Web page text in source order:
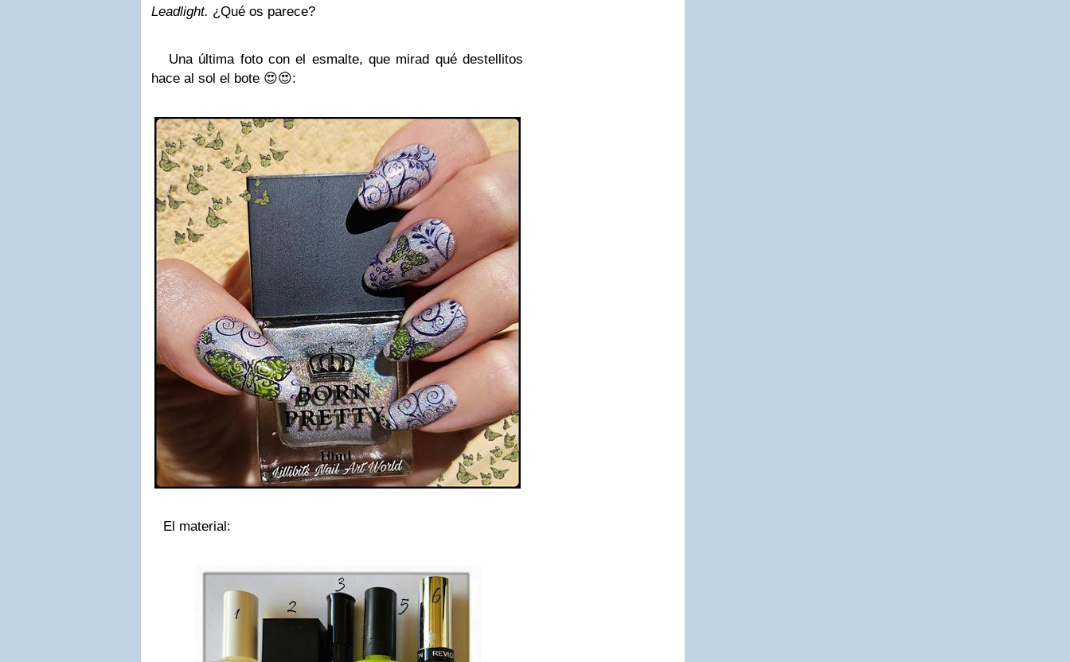
Leadlight. ¿Qué os parece?
Una última foto con el esmalte, que mirad qué destellitos
hace al sol el bote 😍😍:
El material: